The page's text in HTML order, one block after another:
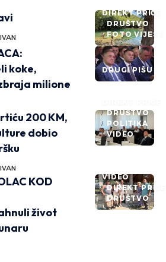
DIREKT PRIČE
DRUŠTVO
FOTO VIJEST
DRUGI PIŠU
koke,
milione
DRUŠTVO
POLITIKA
VIDEO
200 KM,
dobio
VIDEO
DIREKT PRIČE
DRUŠTVO
KOD
život